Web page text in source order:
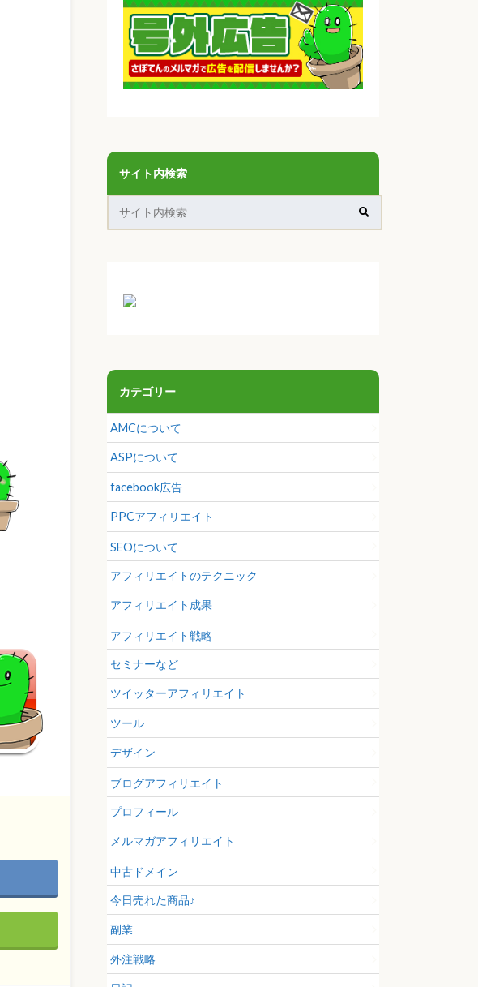
サイト内検索
カテゴリー
AMCについて
ASPについて
facebook広告
PPCアフィリエイト
SEOについて
アフィリエイトのテクニック
アフィリエイト成果
アフィリエイト戦略
セミナーなど
ツイッターアフィリエイト
ツール
デザイン
ブログアフィリエイト
プロフィール
メルマガアフィリエイト
中古ドメイン
今日売れた商品♪
副業
外注戦略